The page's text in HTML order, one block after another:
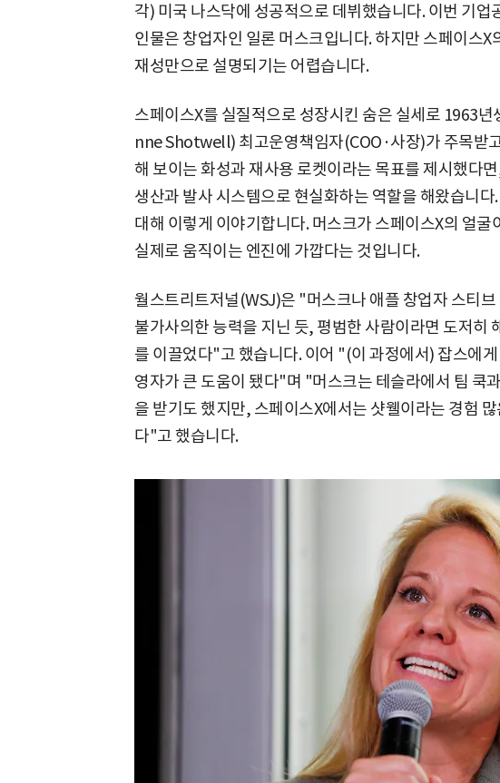
각) 미국 나스닥에 성공적으로 데뷔했습니다. 이번 기
인물은 창업자인 일론 머스크입니다. 하지만 스페이스X
재성만으로 설명되기는 어렵습니다.
스페이스X를 실질적으로 성장시킨 숨은 실세로 1963
nne Shotwell) 최고운영책임자(COO·사장)가 주목받
해 보이는 화성과 재사용 로켓이라는 목표를 제시했다
생산과 발사 시스템으로 현실화하는 역할을 해왔습니다
대해 이렇게 이야기합니다. 머스크가 스페이스X의 얼
실제로 움직이는 엔진에 가깝다는 것입니다.
월스트리트저널(WSJ)은 "머스크나 애플 창업자 스티
불가사의한 능력을 지닌 듯, 평범한 사람이라면 도저히
를 이끌었다"고 했습니다. 이어 "(이 과정에서) 잡스에
영자가 큰 도움이 됐다"며 "머스크는 테슬라에서 팀 쿡
을 받기도 했지만, 스페이스X에서는 샷웰이라는 경험
다"고 했습니다.